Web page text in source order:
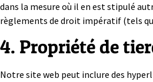
dans la mesure où il en est stipulé
règlements de droit impératif (tels
4. Propriété de
Notre site web peut inclure des